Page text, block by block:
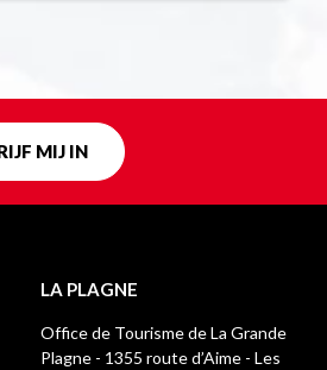
MIJ IN
LA PLAGNE
Office de Tourisme de La Grande
Plagne - 1355 route d’Aime - Les